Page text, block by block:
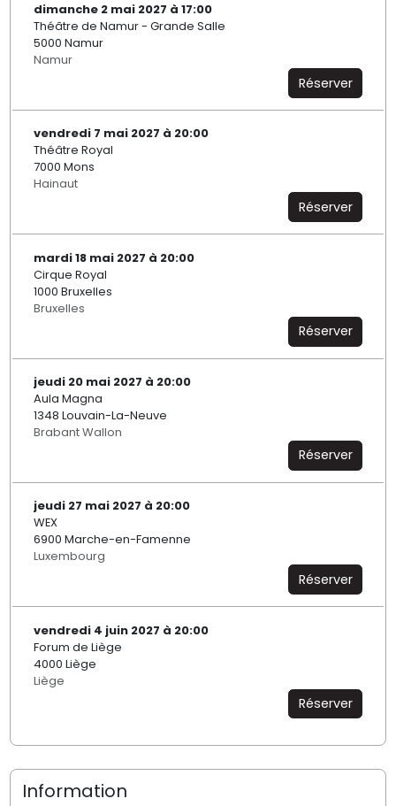
dimanche 2 mai 2027 à 17:00
Théâtre de Namur - Grande Salle
5000 Namur
Namur
Réserver
vendredi 7 mai 2027 à 20:00
Théâtre Royal
7000 Mons
Hainaut
Réserver
mardi 18 mai 2027 à 20:00
Cirque Royal
1000 Bruxelles
Bruxelles
Réserver
jeudi 20 mai 2027 à 20:00
Aula Magna
1348 Louvain-La-Neuve
Brabant Wallon
Réserver
jeudi 27 mai 2027 à 20:00
WEX
6900 Marche-en-Famenne
Luxembourg
Réserver
vendredi 4 juin 2027 à 20:00
Forum de Liège
4000 Liège
Liège
Réserver
Information